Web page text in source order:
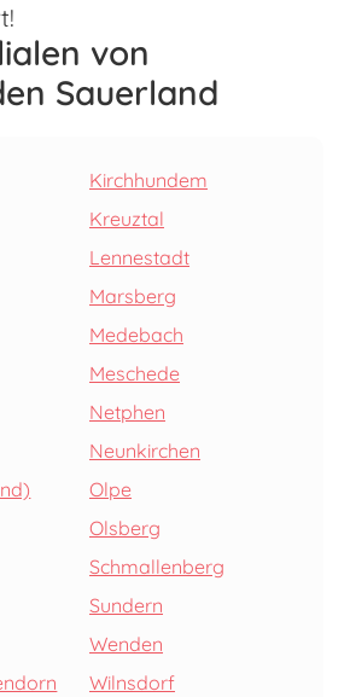
von
Sauerland
Kirchhundem
Kreuztal
Lennestadt
Marsberg
Medebach
Meschede
Netphen
Neunkirchen
Olpe
Olsberg
Schmallenberg
Sundern
Wenden
Wilnsdorf